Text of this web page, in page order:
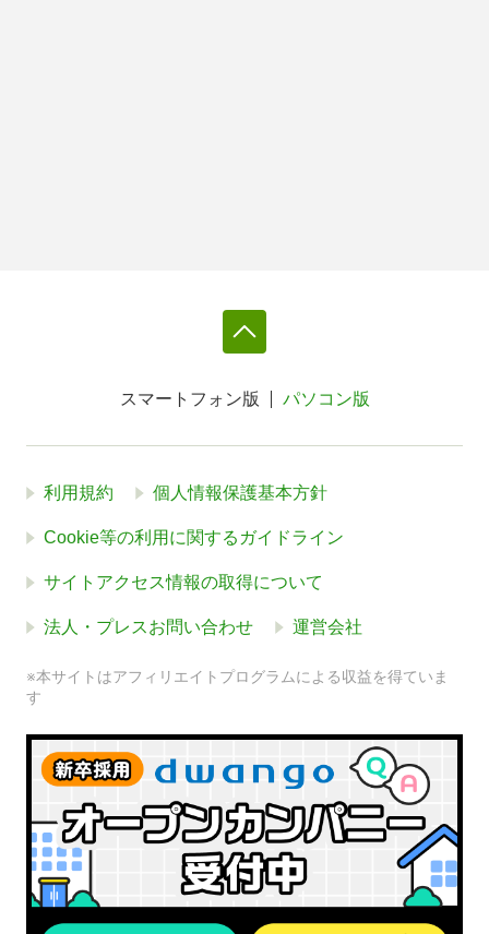
スマートフォン版 パソコン版
利用規約 個人情報保護基本方針
Cookie等の利用に関するガイドライン
サイトアクセス情報の取得について
法人・プレスお問い合わせ 運営会社
※本サイトはアフィリエイトプログラムによる収益を得ていま
す